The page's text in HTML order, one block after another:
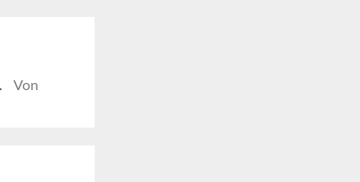
Von